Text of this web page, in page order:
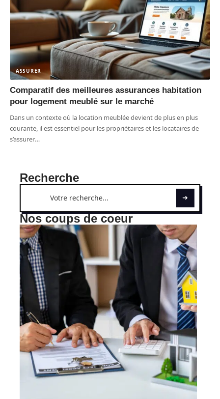
ASSURER
Comparatif des meilleures assurances habitation
pour logement meublé sur le marché
Dans un contexte où la location meublée devient de plus en plus
courante, il est essentiel pour les propriétaires et les locataires de
s’assurer…
Recherche
Nos coups de coeur